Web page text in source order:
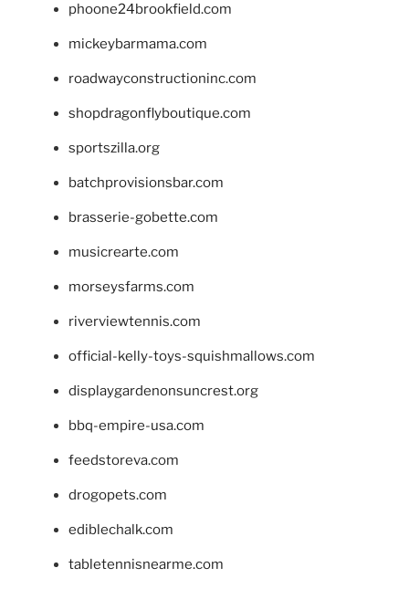
phoone24brookfield.com
mickeybarmama.com
roadwayconstructioninc.com
shopdragonflyboutique.com
sportszilla.org
batchprovisionsbar.com
brasserie-gobette.com
musicrearte.com
morseysfarms.com
riverviewtennis.com
official-kelly-toys-squishmallows.com
displaygardenonsuncrest.org
bbq-empire-usa.com
feedstoreva.com
drogopets.com
ediblechalk.com
tabletennisnearme.com